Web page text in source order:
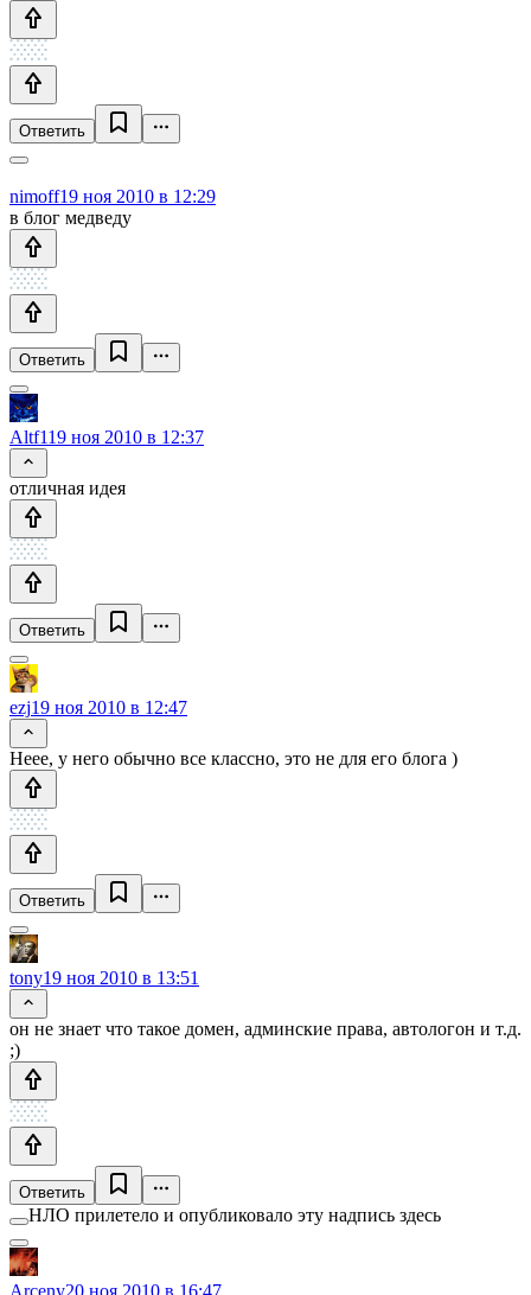
Ответить
nimoff19 ноя 2010 в 12:29
в блог медведу
Ответить
Altf119 ноя 2010 в 12:37
отличная идея
Ответить
ezj19 ноя 2010 в 12:47
Неее, у него обычно все классно, это не для его блога )
Ответить
tony19 ноя 2010 в 13:51
он не знает что такое домен, админские права, автологон и т.д.
;)
Ответить
НЛО прилетело и опубликовало эту надпись здесь
Arceny20 ноя 2010 в 16:47